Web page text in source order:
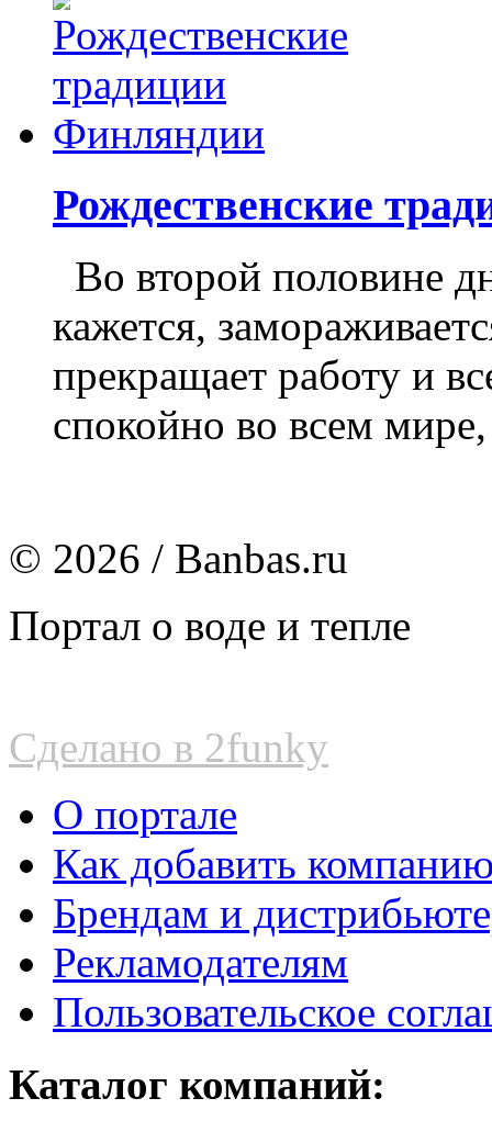
Рождественские
Во второй половине
кажется,
прекращает работу и
спокойно во всем мире,
© 2026 / Banbas.ru
Портал о воде и тепле
Сделано в 2funky
О портале
Как добавить
Брендам и
Рекламодателям
Пользовательское
Каталог компаний: